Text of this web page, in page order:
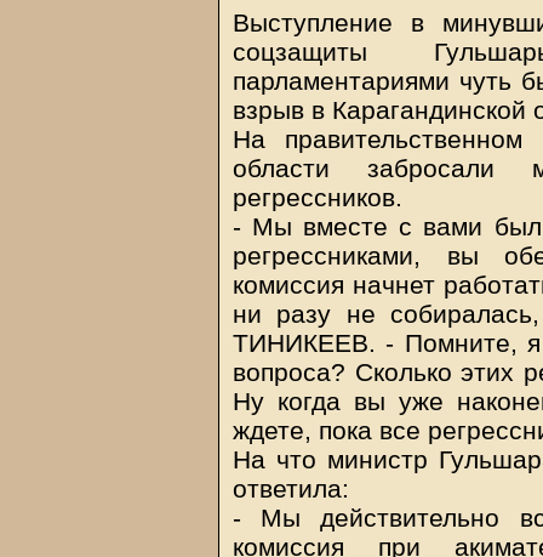
Выступление в
соцзащиты
парламентариями чуть
взрыв в Карагандинской
На правительственном
области забросали
регрессников.
- Мы вместе с вами
регрессниками, вы
комиссия начнет
ни разу не
ТИНИКЕЕВ. - Помните, я
вопроса? Сколько этих
Ну когда вы уже
ждете, пока все
На что министр
ответила:
- Мы действительно
комиссия при